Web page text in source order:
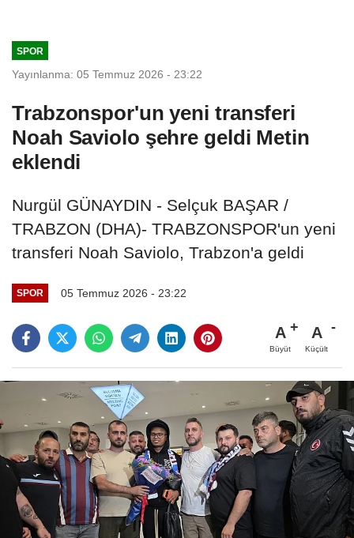
SPOR
Yayınlanma: 05 Temmuz 2026 - 23:22
Trabzonspor'un yeni transferi
Noah Saviolo şehre geldi Metin
eklendi
Nurgül GÜNAYDIN - Selçuk BAŞAR /
TRABZON (DHA)- TRABZONSPOR'un yeni
transferi Noah Saviolo, Trabzon'a geldi
SPOR 05 Temmuz 2026 - 23:22
A
Büyüt
A
Küçült